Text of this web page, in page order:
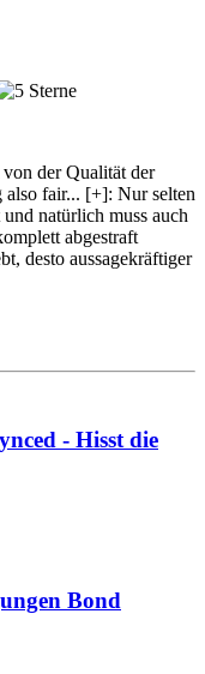
der Qualität der
also fair... [+]: Nur selten
natürlich muss auch
abgestraft
desto aussagekräftiger
- Hisst die
Bond